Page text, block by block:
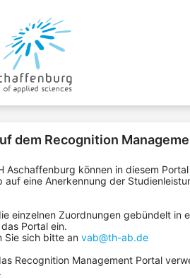
dem Recognition
Aschaffenburg können in diesem
auf eine Anerkennung der
einzelnen Zuordnungen gebündelt in
Portal ein.
Sie sich bitte an vab@th-ab.de
Recognition Management Portal